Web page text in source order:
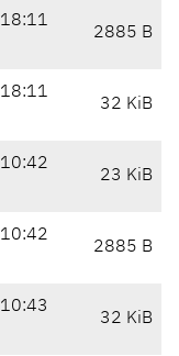
2885 B
32 KiB
23 KiB
2885 B
32 KiB